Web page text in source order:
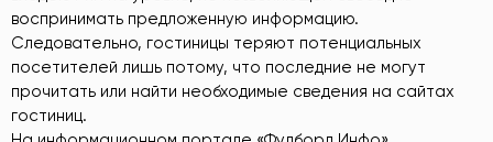
воспринимать предложенную информацию.
Следовательно, гостиницы теряют потенциальных
посетителей лишь потому, что последние не могут
прочитать или найти необходимые сведения на сайтах
гостиниц.